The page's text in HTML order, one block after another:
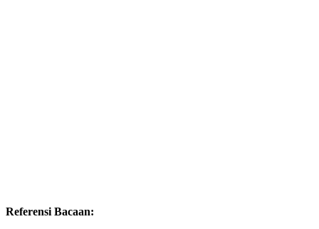
Referensi Bacaan: